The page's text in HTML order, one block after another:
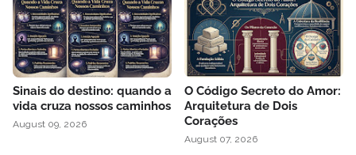
Sinais do destino: quando a
vida cruza nossos caminhos
August 09, 2026
O Código Secreto do Amor:
Arquitetura de Dois
Corações
August 07, 2026